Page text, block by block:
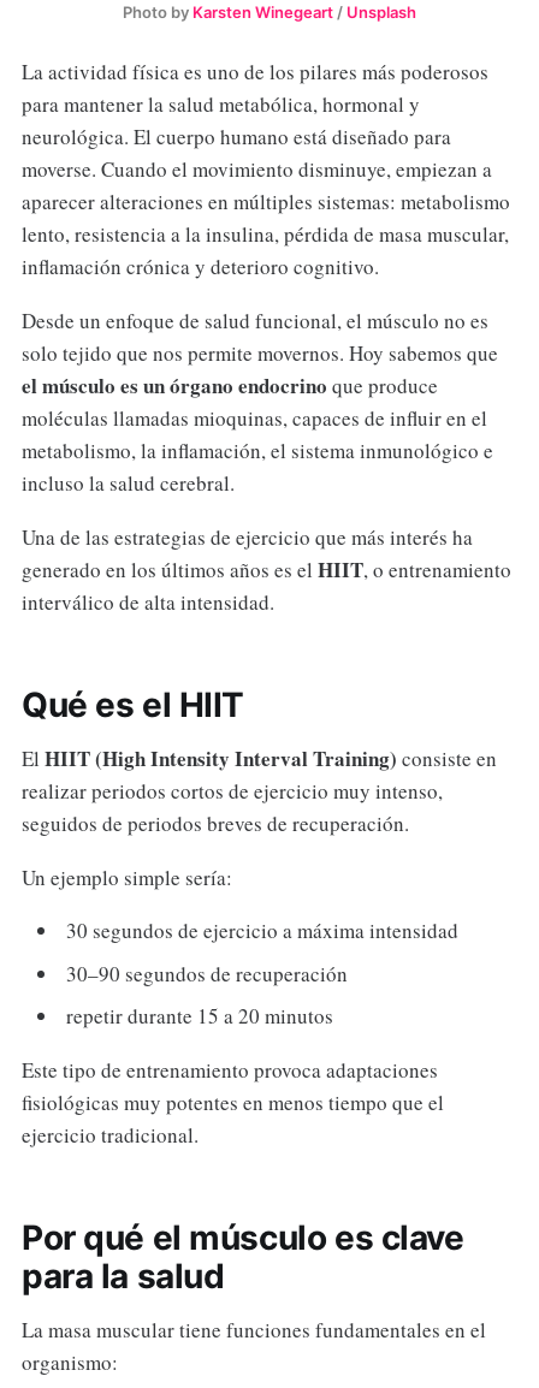
Photo by Karsten Winegeart / Unsplash
La actividad física es uno de los pilares más poderosos
para mantener la salud metabólica, hormonal y
neurológica. El cuerpo humano está diseñado para
moverse. Cuando el movimiento disminuye, empiezan a
aparecer alteraciones en múltiples sistemas: metabolismo
lento, resistencia a la insulina, pérdida de masa muscular,
inflamación crónica y deterioro cognitivo.
Desde un enfoque de salud funcional, el músculo no es
solo tejido que nos permite movernos. Hoy sabemos que
el músculo es un órgano endocrino que produce
moléculas llamadas mioquinas, capaces de influir en el
metabolismo, la inflamación, el sistema inmunológico e
incluso la salud cerebral.
Una de las estrategias de ejercicio que más interés ha
generado en los últimos años es el HIIT, o entrenamiento
interválico de alta intensidad.
Qué es el HIIT
El HIIT (High Intensity Interval Training) consiste en
realizar periodos cortos de ejercicio muy intenso,
seguidos de periodos breves de recuperación.
Un ejemplo simple sería:
30 segundos de ejercicio a máxima intensidad
30–90 segundos de recuperación
repetir durante 15 a 20 minutos
Este tipo de entrenamiento provoca adaptaciones
fisiológicas muy potentes en menos tiempo que el
ejercicio tradicional.
Por qué el músculo es clave
para la salud
La masa muscular tiene funciones fundamentales en el
organismo: